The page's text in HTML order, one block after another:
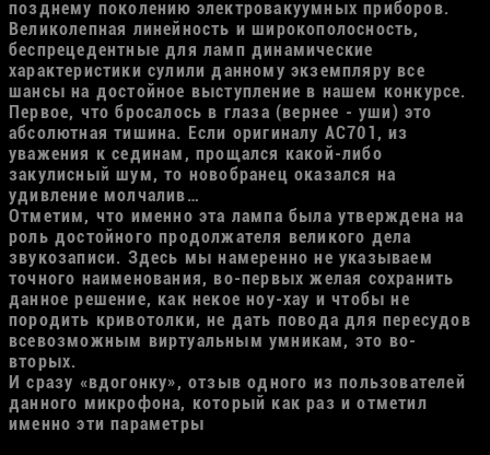
позднему поколению электровакуумных приборов.
Великолепная линейность и широкополосность,
беспрецедентные для ламп динамические
характеристики сулили данному экземпляру все
шансы на достойное выступление в нашем конкурсе.
Первое, что бросалось в глаза (вернее - уши) это
абсолютная тишина. Если оригиналу AC701, из
уважения к сединам, прощался какой-либо
закулисный шум, то новобранец оказался на
удивление молчалив…
Отметим, что именно эта лампа была утверждена на
роль достойного продолжателя великого дела
звукозаписи. Здесь мы намеренно не указываем
точного наименования, во-первых желая сохранить
данное решение, как некое ноу-хау и чтобы не
породить кривотолки, не дать повода для пересудов
всевозможным виртуальным умникам, это во-
вторых.
И сразу «вдогонку», отзыв одного из пользователей
данного микрофона, который как раз и отметил
именно эти параметры